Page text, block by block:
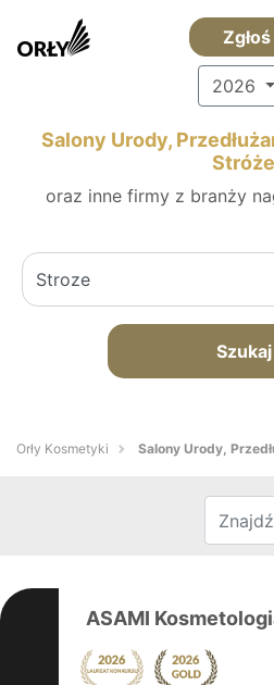
2026
Salony Urody,
Stróże
oraz inne firmy z branży
Szukaj
Orły Kosmetyki Salony Urody,
ASAMI